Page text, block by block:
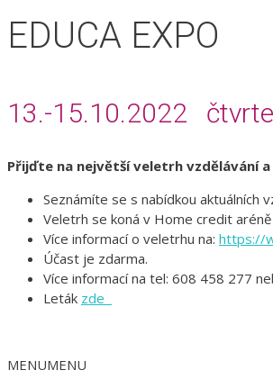
EDUCA EXPO
13.-15.10.2022
Přijďte na největší veletrh vzdělávání
Seznámíte se s nabídkou aktuálních
Veletrh se koná v Home credit
Více informací o veletrhu na: https://
Účast je zdarma.
Více informací na tel: 608 458 277
Leták zde
MENUMENU